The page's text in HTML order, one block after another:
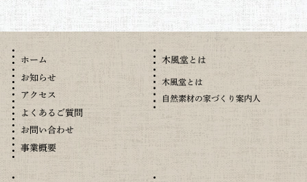
ホーム
お知らせ
アクセス
よくあるご質問
お問い合わせ
事業概要
木風堂とは
木風堂とは
自然素材の家づくり案内人